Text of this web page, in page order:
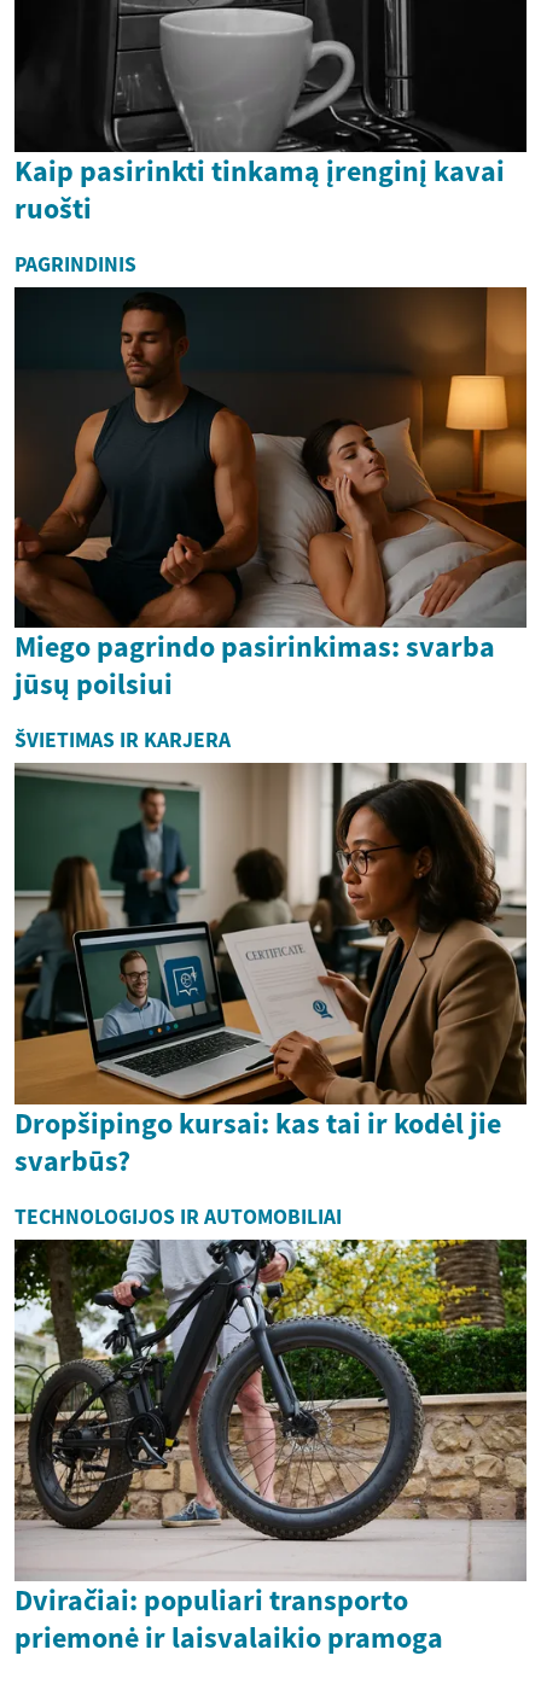
Kaip pasirinkti tinkamą įrenginį kavai
ruošti
PAGRINDINIS
Miego pagrindo pasirinkimas: svarba
jūsų poilsiui
ŠVIETIMAS IR KARJERA
Dropšipingo kursai: kas tai ir kodėl jie
svarbūs?
TECHNOLOGIJOS IR AUTOMOBILIAI
Dviračiai: populiari transporto
priemonė ir laisvalaikio pramoga